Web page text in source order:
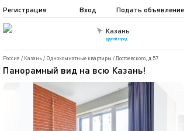
Казань
другой город
Подать объявление
Регистрация Вход
Россия / Казань/ Однокомнатные квартиры / Достоевского, д.57
Панорамный вид на всю Казань!